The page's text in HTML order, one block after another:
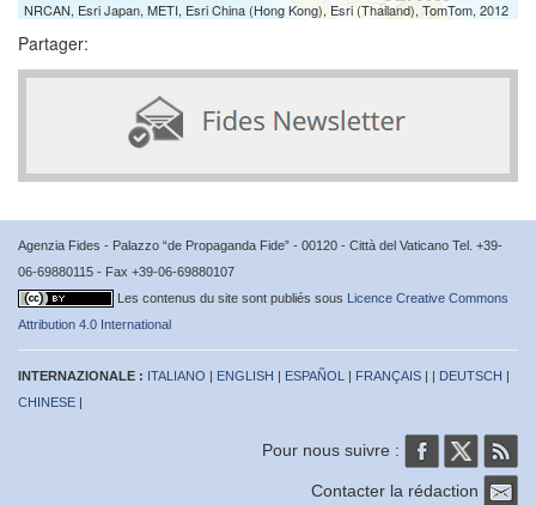
NRCAN, Esri Japan, METI, Esri China (Hong Kong), Esri (Thailand), TomTom, 2012
Partager:
Agenzia Fides - Palazzo “de Propaganda Fide” - 00120 - Città del Vaticano Tel. +39-
06-69880115 - Fax +39-06-69880107
Les contenus du site sont publiés sous Licence Creative Commons
Attribution 4.0 International
INTERNAZIONALE : ITALIANO | ENGLISH | ESPAÑOL | FRANÇAIS | | DEUTSCH |
CHINESE |
Pour nous suivre :
Contacter la rédaction